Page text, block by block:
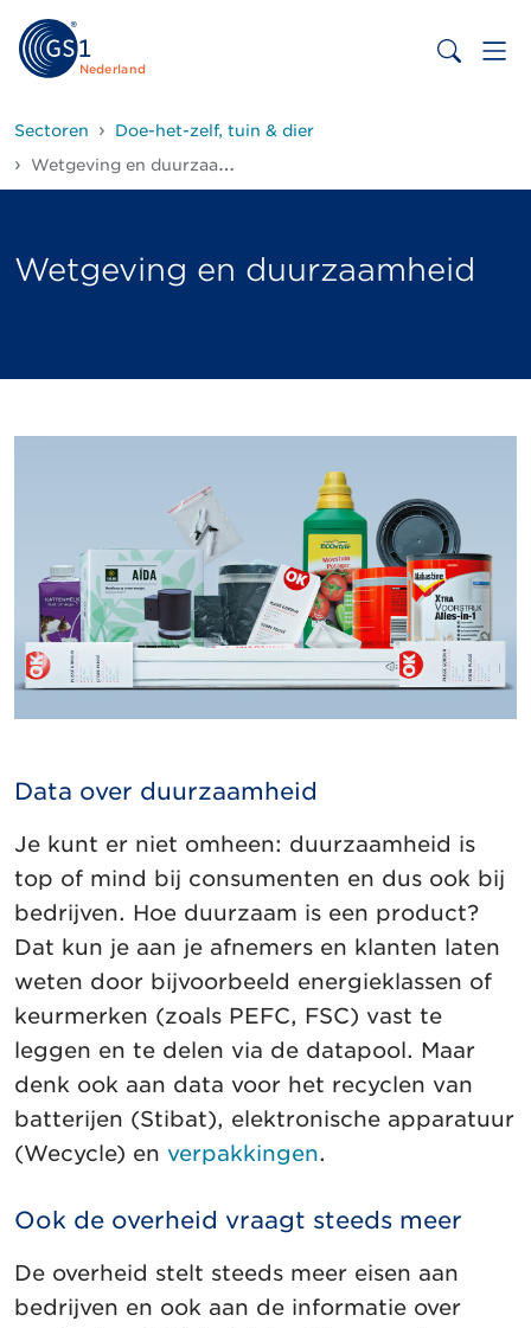
Nederland
Sectoren
Doe-het-zelf, tuin & dier
Wetgeving en duurzaamheid
Wetgeving en duurzaamheid
Data over duurzaamheid
Je kunt er niet omheen: duurzaamheid is
top of mind bij consumenten en dus ook bij
bedrijven. Hoe duurzaam is een product?
Dat kun je aan je afnemers en klanten laten
weten door bijvoorbeeld energieklassen of
keurmerken (zoals PEFC, FSC) vast te
leggen en te delen via de datapool. Maar
denk ook aan data voor het recyclen van
batterijen (Stibat), elektronische apparatuur
(Wecycle) en verpakkingen.
Ook de overheid vraagt steeds meer
De overheid stelt steeds meer eisen aan
bedrijven en ook aan de informatie over